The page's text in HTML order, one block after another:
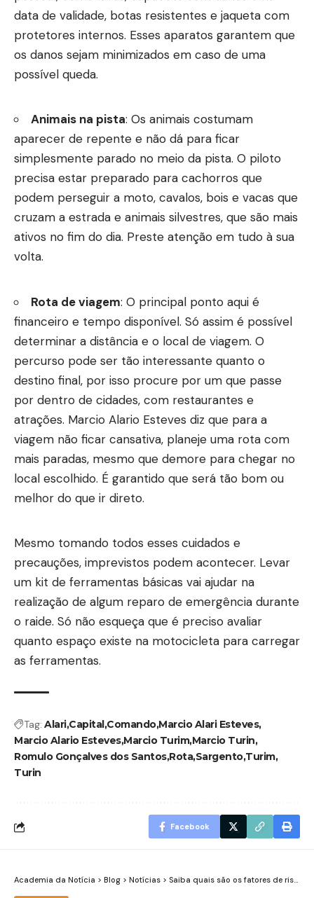
data de validade, botas resistentes e jaqueta com
protetores internos. Esses aparatos garantem que
os danos sejam minimizados em caso de uma
possível queda.
Animais na pista: Os animais costumam
aparecer de repente e não dá para ficar
simplesmente parado no meio da pista. O piloto
precisa estar preparado para cachorros que
podem perseguir a moto, cavalos, bois e vacas que
cruzam a estrada e animais silvestres, que são mais
ativos no fim do dia. Preste atenção em tudo à sua
volta.
Rota de viagem: O principal ponto aqui é
financeiro e tempo disponível. Só assim é possível
determinar a distância e o local de viagem. O
percurso pode ser tão interessante quanto o
destino final, por isso procure por um que passe
por dentro de cidades, com restaurantes e
atrações. Marcio Alario Esteves diz que para a
viagem não ficar cansativa, planeje uma rota com
mais paradas, mesmo que demore para chegar no
local escolhido. É garantido que será tão bom ou
melhor do que ir direto.
Mesmo tomando todos esses cuidados e
precauções, imprevistos podem acontecer. Levar
um kit de ferramentas básicas vai ajudar na
realização de algum reparo de emergência durante
o raide. Só não esqueça que é preciso avaliar
quanto espaço existe na motocicleta para carregar
as ferramentas.
Tag: AlariCapitalComandoMarcio Alari Esteves
Marcio Alario EstevesMarcio TurimMarcio Turin
Romulo Gonçalves dos SantosRotaSargentoTurim
Turin
Facebook
Academia da Notícia > Blog > Notícias > Saiba quais são os fatores de risco para o Câncer de Próstata